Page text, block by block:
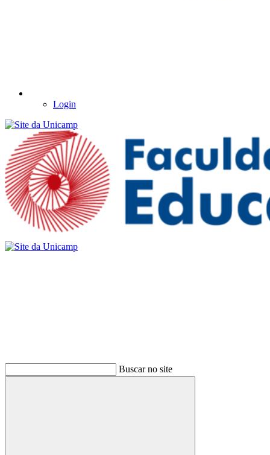
Login
Buscar no site